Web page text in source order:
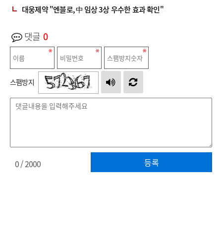
대웅제약 "엔블로, 中 임상 3상 우수한 효과 확인"
댓글 0
스팸방지
등록
0/ 2000